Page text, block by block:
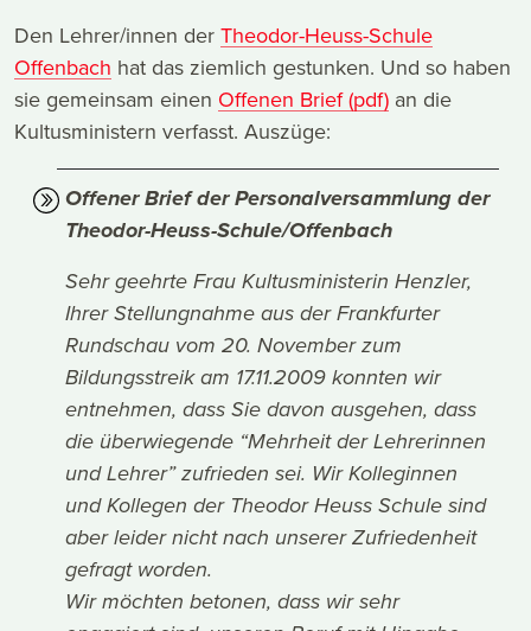
Den Lehrer/innen der Theodor-Heuss-Schule
Offenbach hat das ziemlich gestunken. Und so haben
sie gemeinsam einen Offenen Brief (pdf) an die
Kultusministern verfasst. Auszüge:
Offener Brief der Personalversammlung der
Theodor-Heuss-Schule/Offenbach
Sehr geehrte Frau Kultusministerin Henzler,
Ihrer Stellungnahme aus der Frankfurter
Rundschau vom 20. November zum
Bildungsstreik am 17.11.2009 konnten wir
entnehmen, dass Sie davon ausgehen, dass
die überwiegende “Mehrheit der Lehrerinnen
und Lehrer” zufrieden sei. Wir Kolleginnen
und Kollegen der Theodor Heuss Schule sind
aber leider nicht nach unserer Zufriedenheit
gefragt worden.
Wir möchten betonen, dass wir sehr